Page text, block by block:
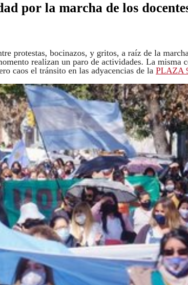
por la marcha de los
protestas, bocinazos, y gritos, a raíz de la
realizan un paro de actividades. La misma
caos el tránsito en las adyacencias de la PLAZA